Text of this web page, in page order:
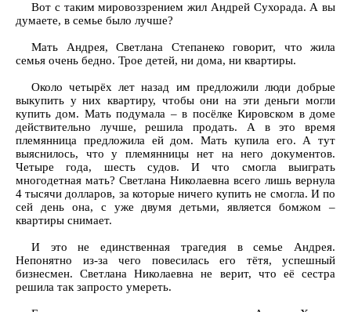
Вот с таким мировоззрением жил Андрей Сухорада. А вы
думаете, в семье было лучше?
Мать Андрея, Светлана Степанеко говорит, что жила
семья очень бедно. Трое детей, ни дома, ни квартиры.
Около четырёх лет назад им предложили люди добрые
выкупить у них квартиру, чтобы они на эти деньги могли
купить дом. Мать подумала – в посёлке Кировском в доме
действительно лучше, решила продать. А в это время
племянница предложила ей дом. Мать купила его. А тут
выяснилось, что у племянницы нет на него документов.
Четыре года, шесть судов. И что смогла выиграть
многодетная мать? Светлана Николаевна всего лишь вернула
4 тысячи долларов, за которые ничего купить не смогла. И по
сей день она, с уже двумя детьми, является бомжом –
квартиры снимает.
И это не единственная трагедия в семье Андрея.
Непонятно из-за чего повесилась его тётя, успешный
бизнесмен. Светлана Николаевна не верит, что её сестра
решила так запросто умереть.